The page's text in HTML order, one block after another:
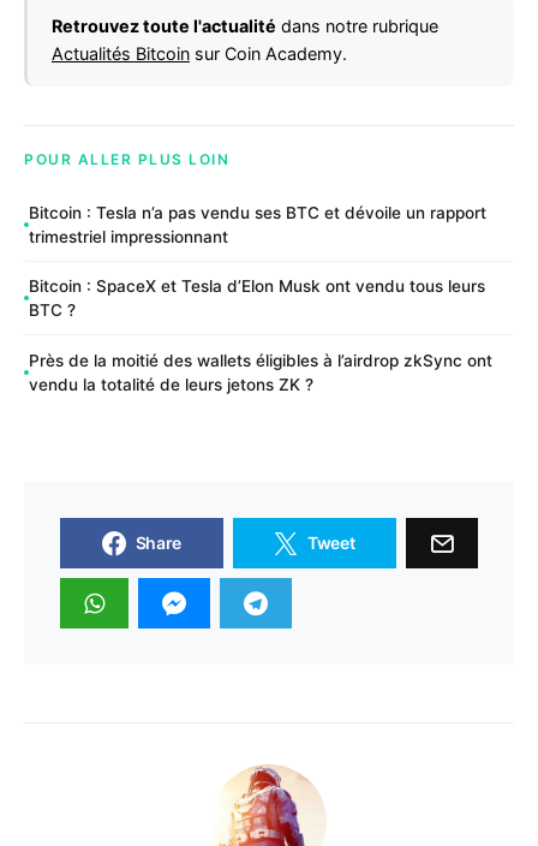
Retrouvez toute l'actualité dans notre rubrique
Actualités Bitcoin sur Coin Academy.
POUR ALLER PLUS LOIN
Bitcoin : Tesla n’a pas vendu ses BTC et dévoile un rapport
trimestriel impressionnant
Bitcoin : SpaceX et Tesla d’Elon Musk ont vendu tous leurs
BTC ?
Près de la moitié des wallets éligibles à l’airdrop zkSync ont
vendu la totalité de leurs jetons ZK ?
Share Tweet